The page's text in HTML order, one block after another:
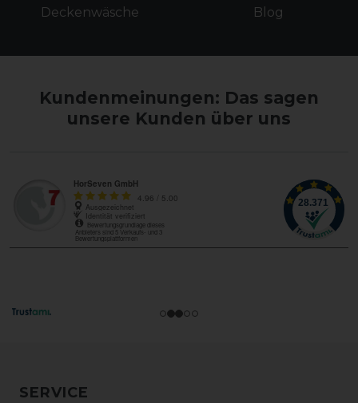
Deckenwäsche Blog
Kundenmeinungen: Das sagen
unsere Kunden über uns
SERVICE